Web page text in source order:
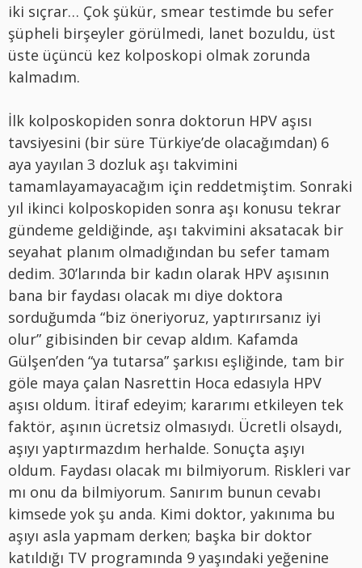
iki sıçrar… Çok şükür, smear testimde bu sefer
şüpheli birşeyler görülmedi, lanet bozuldu, üst
üste üçüncü kez kolposkopi olmak zorunda
kalmadım.
İlk kolposkopiden sonra doktorun HPV aşısı
tavsiyesini (bir süre Türkiye’de olacağımdan) 6
aya yayılan 3 dozluk aşı takvimini
tamamlayamayacağım için reddetmiştim. Sonraki
yıl ikinci kolposkopiden sonra aşı konusu tekrar
gündeme geldiğinde, aşı takvimini aksatacak bir
seyahat planım olmadığından bu sefer tamam
dedim. 30’larında bir kadın olarak HPV aşısının
bana bir faydası olacak mı diye doktora
sorduğumda “biz öneriyoruz, yaptırırsanız iyi
olur” gibisinden bir cevap aldım. Kafamda
Gülşen’den “ya tutarsa” şarkısı eşliğinde, tam bir
göle maya çalan Nasrettin Hoca edasıyla HPV
aşısı oldum. İtiraf edeyim; kararımı etkileyen tek
faktör, aşının ücretsiz olmasıydı. Ücretli olsaydı,
aşıyı yaptırmazdım herhalde. Sonuçta aşıyı
oldum. Faydası olacak mı bilmiyorum. Riskleri var
mı onu da bilmiyorum. Sanırım bunun cevabı
kimsede yok şu anda. Kimi doktor, yakınıma bu
aşıyı asla yapmam derken; başka bir doktor
katıldığı TV programında 9 yaşındaki yeğenine